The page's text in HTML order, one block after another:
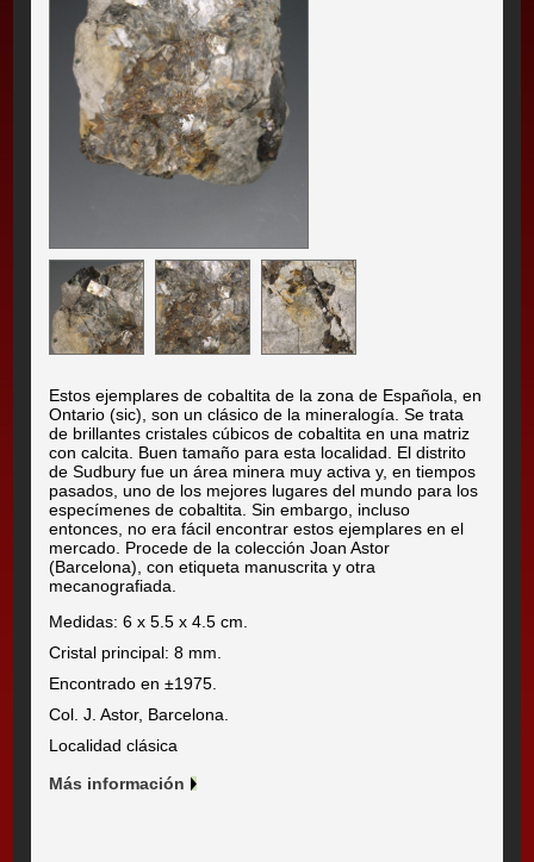
Estos ejemplares de cobaltita de la zona de Española, en
Ontario (sic), son un clásico de la mineralogía. Se trata
de brillantes cristales cúbicos de cobaltita en una matriz
con calcita. Buen tamaño para esta localidad. El distrito
de Sudbury fue un área minera muy activa y, en tiempos
pasados, uno de los mejores lugares del mundo para los
especímenes de cobaltita. Sin embargo, incluso
entonces, no era fácil encontrar estos ejemplares en el
mercado. Procede de la colección Joan Astor
(Barcelona), con etiqueta manuscrita y otra
mecanografiada.
Medidas: 6 x 5.5 x 4.5 cm.
Cristal principal: 8 mm.
Encontrado en ±1975.
Col. J. Astor, Barcelona.
Localidad clásica
Más información